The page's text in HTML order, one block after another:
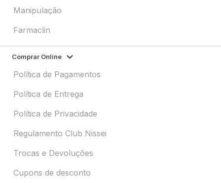
Manipulação
Farmaclin
Comprar Online
Política de Pagamentos
Política de Entrega
Política de Privacidade
Regulamento Club Nissei
Trocas e Devoluções
Cupons de desconto